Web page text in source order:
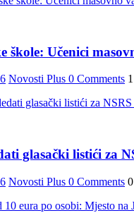
škole: Učenici
Novosti Plus 0 Comments
glasački listići za
Novosti Plus 0 Comments